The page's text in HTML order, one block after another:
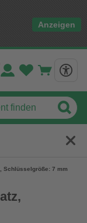
Anzeigen
Schlüsselgröße: 7 mm